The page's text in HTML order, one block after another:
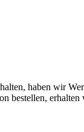
haben wir